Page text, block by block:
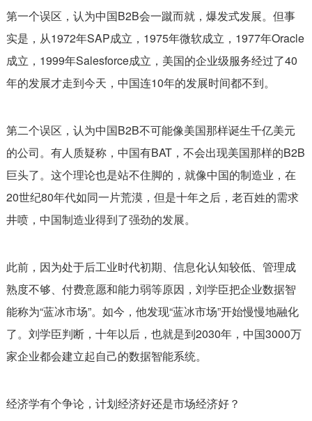
第一个误区，认为中国B2B会一蹴而就，爆发式发展。但事
实是，从1972年SAP成立，1975年微软成立，1977年Oracle
成立，1999年Salesforce成立，美国的企业级服务经过了40
年的发展才走到今天，中国连10年的发展时间都不到。
第二个误区，认为中国B2B不可能像美国那样诞生千亿美元
的公司。有人质疑称，中国有BAT，不会出现美国那样的B2B
巨头了。这个理论也是站不住脚的，就像中国的制造业，在
20世纪80年代如同一片荒漠，但是十年之后，老百姓的需求
井喷，中国制造业得到了强劲的发展。
此前，因为处于后工业时代初期、信息化认知较低、管理成
熟度不够、付费意愿和能力弱等原因，刘学臣把企业数据智
能称为“蓝冰市场”。如今，他发现“蓝冰市场”开始慢慢地融化
了。刘学臣判断，十年以后，也就是到2030年，中国3000万
家企业都会建立起自己的数据智能系统。
经济学有个争论，计划经济好还是市场经济好？